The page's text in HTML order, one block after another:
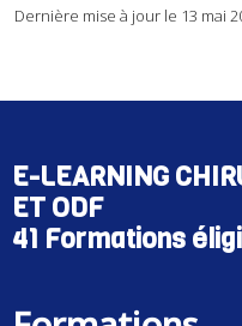
Dernière mise à jour le 13 mai
E-LEARNING
ET ODF
41 Formations